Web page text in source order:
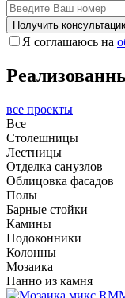
Получить
Я соглашаюсь на
все проекты
Все
Столешницы
Лестницы
Отделка санузлов
Облицовка фасадов
Полы
Барные стойки
Камины
Подоконники
Колонны
Мозаика
Панно из камня